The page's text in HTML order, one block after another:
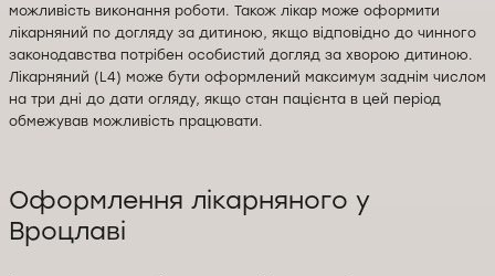
можливість виконання роботи. Також лікар може оформити
лікарняний по догляду за дитиною, якщо відповідно до чинного
законодавства потрібен особистий догляд за хворою дитиною.
Лікарняний (L4) може бути оформлений максимум заднім числом
на три дні до дати огляду, якщо стан пацієнта в цей період
обмежував можливість працювати.
Оформлення лікарняного у
Вроцлаві